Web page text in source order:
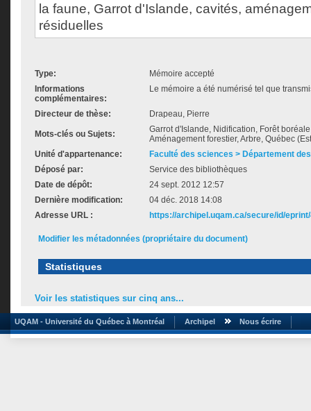
la faune, Garrot d'Islande, cavités,
résiduelles
Type:
Mémoire accepté
Informations
complémentaires:
Le mémoire a été numérisé tel que
Directeur de thèse: Drapeau, Pierre
Mots-clés ou Sujets:
Garrot d'Islande, Nidification, Forêt
Aménagement forestier, Arbre, Québec
Unité d'appartenance:
Faculté des sciences > Département
Déposé par:
Service des bibliothèques
Date de dépôt:
24 sept. 2012 12:57
Dernière modification:
04 déc. 2018 14:08
Adresse URL :
https://archipel.uqam.ca/secure/id/
Modifier les métadonnées (propriétaire du document)
Statistiques
Voir les statistiques sur cinq ans...
UQAM - Université du Québec à Montréal Archipel Nous écrire